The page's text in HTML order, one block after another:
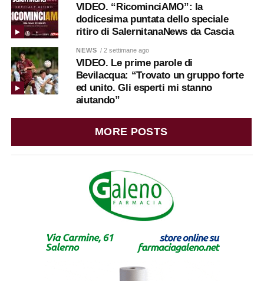
VIDEO. “RicominciAMO”: la
dodicesima puntata dello speciale
ritiro di SalernitanaNews da Cascia
NEWS / 2 settimane ago
VIDEO. Le prime parole di
Bevilacqua: “Trovato un gruppo forte
ed unito. Gli esperti mi stanno
aiutando”
MORE POSTS